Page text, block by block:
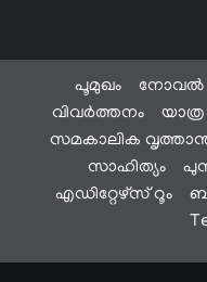
പൂമുഖം നോവൽ
വിവർത്തനം
യാത്ര
സമകാലിക
സാഹിത്യം
എഡിറ്റേഴ്സ് റൂം